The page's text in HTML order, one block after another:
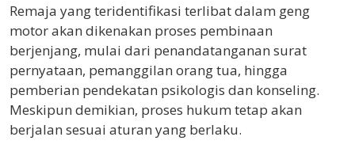
Remaja yang teridentifikasi terlibat dalam geng
motor akan dikenakan proses pembinaan
berjenjang, mulai dari penandatanganan surat
pernyataan, pemanggilan orang tua, hingga
pemberian pendekatan psikologis dan konseling.
Meskipun demikian, proses hukum tetap akan
berjalan sesuai aturan yang berlaku.